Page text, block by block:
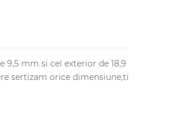
9,5 mm si cel exterior de 18,9
sertizam orice dimensiune,ti